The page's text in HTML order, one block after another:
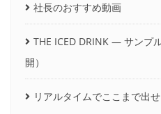
社長のおすすめ動画
THE ICED DRINK ― サンプ
開）
リアルタイムでここまで出